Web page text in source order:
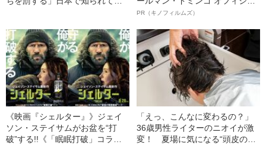
ルインタビュー“観客を魅了した
語る”《日本興収70億円突破》
PR（キノフィルムズ）
《映画『シェルター』》ジェイ
ソン・ステイサムがお盆を“打
破”する!!《「眠眠打破」コラ
「えっ、こんなに変わるの？」
36歳男性ライターのニオイが激
変！ 夏場に気になる“頭皮のニ